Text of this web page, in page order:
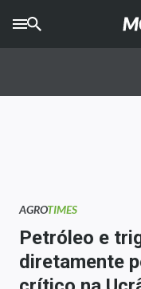
AGROTIMES
Newsletters
Money Trader
AGROTIMES
Petróleo e
diretamente